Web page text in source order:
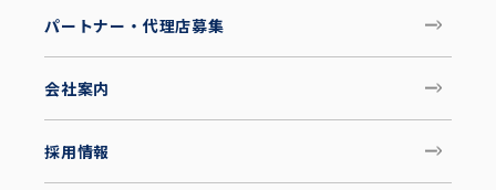
パートナー・代理店募集
会社案内
採用情報